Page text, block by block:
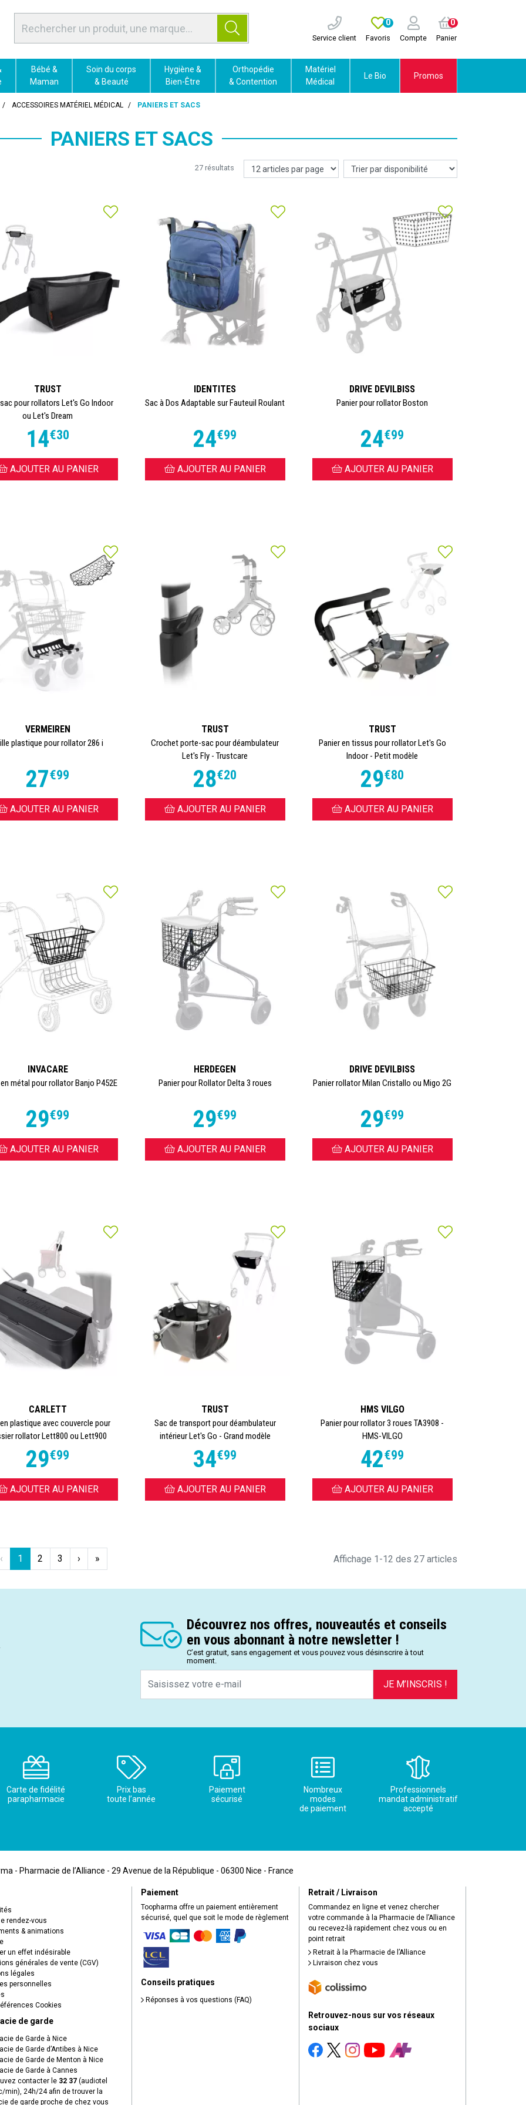
Service client Favoris
0
Compte Panier
0
Bébé &
Maman
Soin du corps
& Beauté
Hygiène &
Bien-Être
Orthopédie
& Contention
Matériel
Médical
Le Bio Promos
ACCESSOIRES MATÉRIEL MÉDICAL PANIERS ET SACS
PANIERS ET SACS
27 résultats
TRUST
pour rollators Let's Go Indoor
ou Let's Dream
14€30
AJOUTER AU PANIER
IDENTITES
Sac à Dos Adaptable sur Fauteuil Roulant
24€99
AJOUTER AU PANIER
DRIVE DEVILBISS
Panier pour rollator Boston
24€99
AJOUTER AU PANIER
VERMEIREN
plastique pour rollator 286 i
27€99
AJOUTER AU PANIER
TRUST
Crochet porte-sac pour déambulateur
Let's Fly - Trustcare
28€20
AJOUTER AU PANIER
TRUST
Panier en tissus pour rollator Let's Go
Indoor - Petit modèle
29€80
AJOUTER AU PANIER
INVACARE
métal pour rollator Banjo P452E
29€99
AJOUTER AU PANIER
HERDEGEN
Panier pour Rollator Delta 3 roues
29€99
AJOUTER AU PANIER
DRIVE DEVILBISS
Panier rollator Milan Cristallo ou Migo 2G
29€99
AJOUTER AU PANIER
CARLETT
plastique avec couvercle pour
rollator Lett800 ou Lett900
29€99
AJOUTER AU PANIER
TRUST
Sac de transport pour déambulateur
intérieur Let's Go - Grand modèle
34€99
AJOUTER AU PANIER
HMS VILGO
Panier pour rollator 3 roues TA3908 -
HMS-VILGO
42€99
AJOUTER AU PANIER
Affichage 1-12 des 27 articles
‹ 1 2 3 › »
Découvrez nos offres, nouveautés et conseils
en vous abonnant à notre newsletter !
C’est gratuit, sans engagement et vous pouvez vous désinscrire à tout
moment.
JE M’INSCRIS !
Carte de fidélité
parapharmacie
Prix bas
toute l’année
Paiement
sécurisé
Nombreux
modes
de paiement
Professionnels
mandat administratif
accepté
- Pharmacie de l’Alliance - 29 Avenue de la République - 06300 Nice - France
rendez-vous
& animations
un effet indésirable
générales de vente (CGV)
légales
personnelles
Cookies
de garde
de Garde à Nice
de Garde d’Antibes à Nice
de Garde de Menton à Nice
de Garde à Cannes
contacter le 32 37 (audiotel
min), 24h/24 afin de trouver la
de garde proche de chez vous
Paiement
Toopharma offre un paiement entièrement
sécurisé, quel que soit le mode de règlement
Conseils pratiques
Réponses à vos questions (FAQ)
Retrait / Livraison
Commandez en ligne et venez chercher
votre commande à la Pharmacie de l’Alliance
ou recevez-là rapidement chez vous ou en
point retrait
Retrait à la Pharmacie de l’Alliance
Livraison chez vous
Retrouvez-nous sur vos réseaux
sociaux